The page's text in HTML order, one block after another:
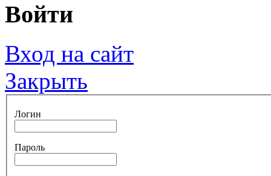
Войти
Вход на сайт
Закрыть
Логин
Пароль